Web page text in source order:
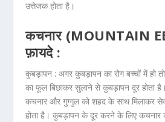
उत्तेजक होता है।
कचनार (MOUNTAIN
फ़ायदे :
कुबड़ापन : अगर कुबड़ापन का रोग बच्चों में हो
का फूल बिछाकर सुलाने से कुबड़ापन दूर होता
कचनार और गुग्गुल को शहद के साथ मिलाकर
होता है। कुबड़ापन के दूर करने के लिए कचनार